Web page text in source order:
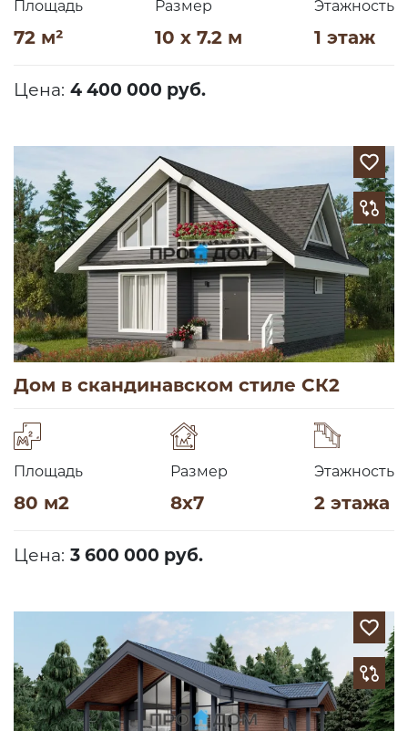
Площадь
72 м²
Размер
10 x 7.2 м
Этажность
1 этаж
Цена: 4 400 000 руб.
Дом в скандинавском стиле СК2
Площадь
80 м2
Размер
8х7
Этажность
2 этажа
Цена: 3 600 000 руб.